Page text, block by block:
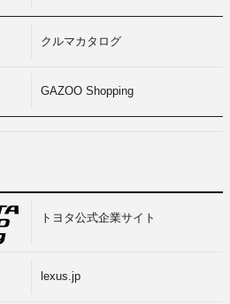
クルマカタログ
GAZOO Shopping
トヨタ公式企業サイト
lexus.jp